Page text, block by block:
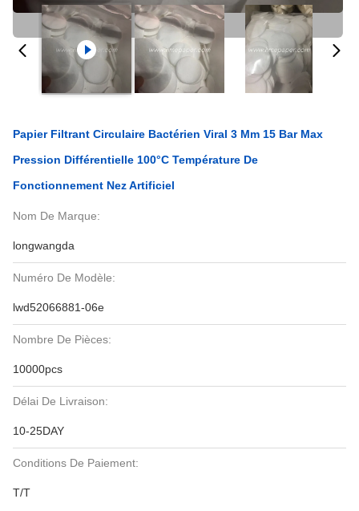
Papier Filtrant Circulaire Bactérien Viral 3 Mm 15 Bar Max
Pression Différentielle 100°C Température De
Fonctionnement Nez Artificiel
Nom De Marque:
longwangda
Numéro De Modèle:
lwd52066881-06e
Nombre De Pièces:
10000pcs
Délai De Livraison:
10-25DAY
Conditions De Paiement:
T/T